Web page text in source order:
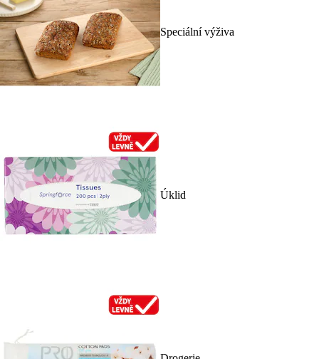
Speciální výživa
Úklid